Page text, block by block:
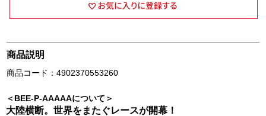
商品説明
商品コード：4902370553260
＜BEE-P-AAAAAについて＞
大陸横断。世界をまたぐレースが開幕！